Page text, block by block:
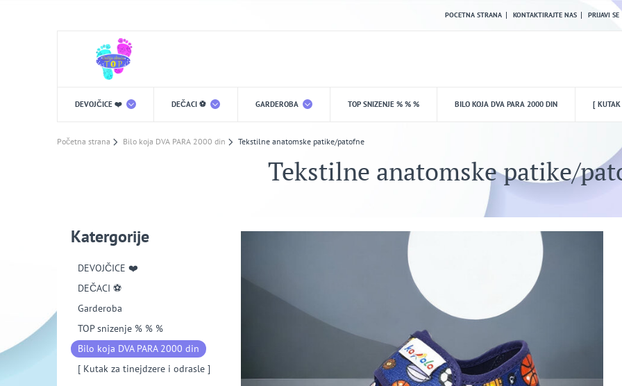
POCETNA STRANA KONTAKTIRAJTE NAS PRIJAVI SE
DEVOJČICE ❤️ DEČACI ⚽️ GARDEROBA TOP SNIZENJE % % % BILO KOJA DVA PARA 2000 DIN [ KUTAK
Početna strana Bilo koja DVA PARA 2000 din Tekstilne anatomske patike/patofne
Tekstilne anatomske patike/
Katergorije
DEVOJČICE ❤️
DEČACI ⚽️
Garderoba
TOP snizenje % % %
Bilo koja DVA PARA 2000 din
[ Kutak za tinejdzere i odrasle ]